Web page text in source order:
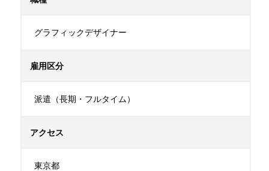
グラフィックデザイナー
雇用区分
派遣（長期・フルタイム）
アクセス
東京都